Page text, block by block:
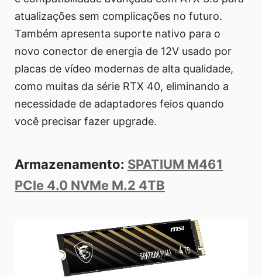
atualizações sem complicações no futuro.
Também apresenta suporte nativo para o
novo conector de energia de 12V usado por
placas de vídeo modernas de alta qualidade,
como muitas da série RTX 40, eliminando a
necessidade de adaptadores feios quando
você precisar fazer upgrade.
Armazenamento: SPATIUM M461
PCIe 4.0 NVMe M.2 4TB